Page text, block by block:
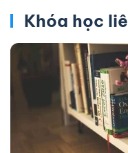
Khóa học